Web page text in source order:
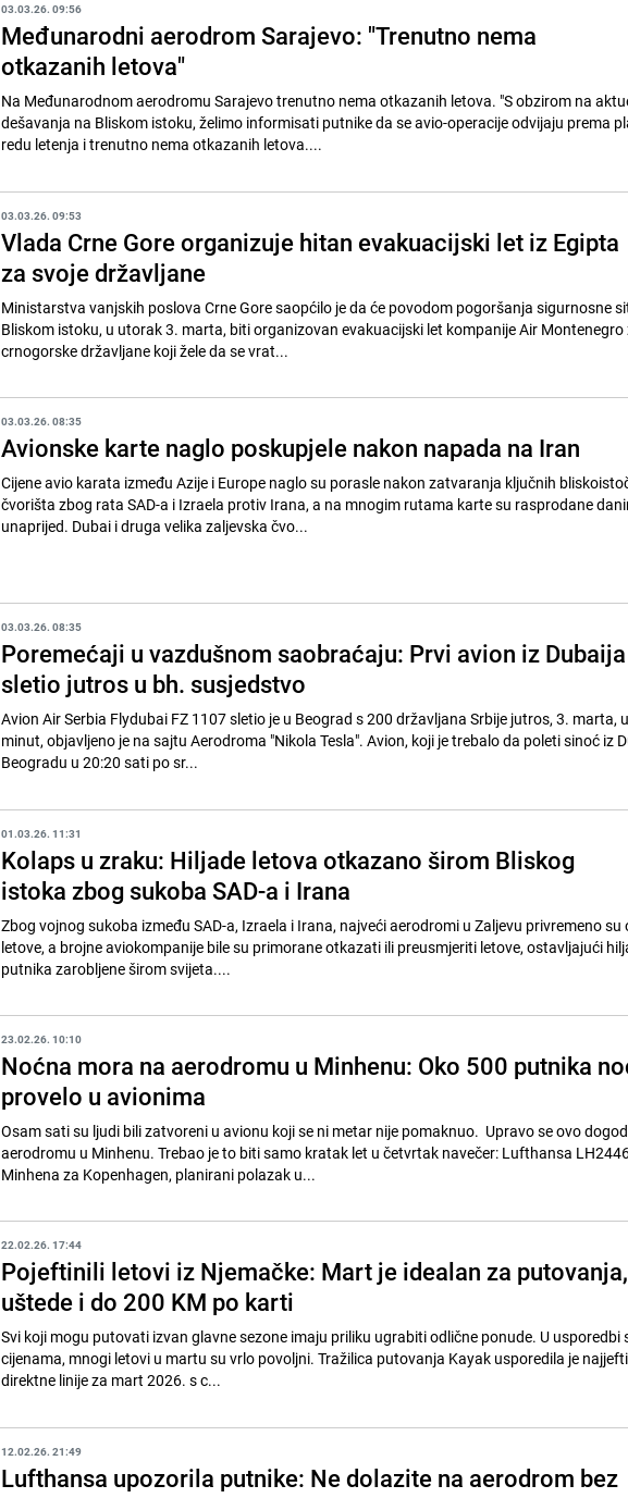
03.03.26. 09:56
Međunarodni aerodrom Sarajevo: "Trenutno nema
otkazanih letova"
Na Međunarodnom aerodromu Sarajevo trenutno nema otkazanih letova. "S obzirom na
dešavanja na Bliskom istoku, želimo informisati putnike da se avio-operacije odvijaju prema
redu letenja i trenutno nema otkazanih letova....
03.03.26. 09:53
Vlada Crne Gore organizuje hitan evakuacijski let iz Egipta
za svoje državljane
Ministarstva vanjskih poslova Crne Gore saopćilo je da će povodom pogoršanja sigurnosne
Bliskom istoku, u utorak 3. marta, biti organizovan evakuacijski let kompanije Air Montenegro
crnogorske državljane koji žele da se vrat...
03.03.26. 08:35
Avionske karte naglo poskupjele nakon napada na Iran
Cijene avio karata između Azije i Europe naglo su porasle nakon zatvaranja ključnih
čvorišta zbog rata SAD-a i Izraela protiv Irana, a na mnogim rutama karte su rasprodane
unaprijed. Dubai i druga velika zaljevska čvo...
03.03.26. 08:35
Poremećaji u vazdušnom saobraćaju: Prvi avion iz Dubaija
sletio jutros u bh. susjedstvo
Avion Air Serbia Flydubai FZ 1107 sletio je u Beograd s 200 državljana Srbije jutros, 3. marta,
minut, objavljeno je na sajtu Aerodroma "Nikola Tesla". Avion, koji je trebalo da poleti sinoć iz
Beogradu u 20:20 sati po sr...
01.03.26. 11:31
Kolaps u zraku: Hiljade letova otkazano širom Bliskog
istoka zbog sukoba SAD-a i Irana
Zbog vojnog sukoba između SAD-a, Izraela i Irana, najveći aerodromi u Zaljevu privremeno
letove, a brojne aviokompanije bile su primorane otkazati ili preusmjeriti letove, ostavljajući
putnika zarobljene širom svijeta....
23.02.26. 10:10
Noćna mora na aerodromu u Minhenu: Oko 500 putnika
provelo u avionima
Osam sati su ljudi bili zatvoreni u avionu koji se ni metar nije pomaknuo. Upravo se ovo
aerodromu u Minhenu. Trebao je to biti samo kratak let u četvrtak navečer: Lufthansa
Minhena za Kopenhagen, planirani polazak u...
22.02.26. 17:44
Pojeftinili letovi iz Njemačke: Mart je idealan za putovanja,
uštede i do 200 KM po karti
Svi koji mogu putovati izvan glavne sezone imaju priliku ugrabiti odlične ponude. U usporedbi
cijenama, mnogi letovi u martu su vrlo povoljni. Tražilica putovanja Kayak usporedila je
direktne linije za mart 2026. s c...
12.02.26. 21:49
Lufthansa upozorila putnike: Ne dolazite na aerodrom bez